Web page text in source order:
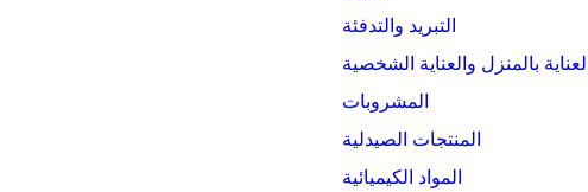
التبريد والتدفئة
بالمنزل والعناية الشخصية
المشروبات
المنتجات الصيدلية
المواد الكيميائية